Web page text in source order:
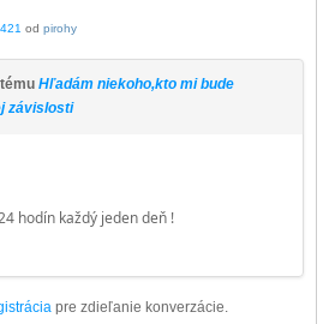
od pirohy
Hľadám niekoho,kto mi bude
závislosti
hodín každý jeden deň !
pre zdieľanie konverzácie.